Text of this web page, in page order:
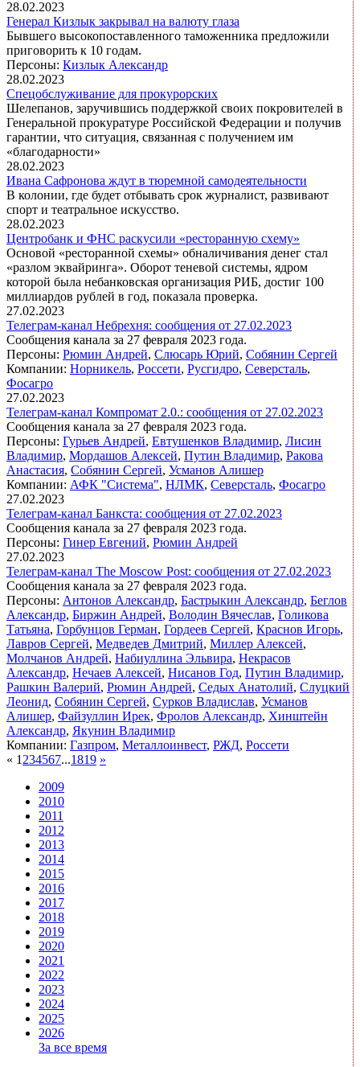
28.02.2023
Генерал Кизлык закрывал на валюту глаза
Бывшего высокопоставленного таможенника предложили
приговорить к 10 годам.
Персоны: Кизлык Александр
28.02.2023
Спецобслуживание для прокурорских
Шелепанов, заручившись поддержкой своих покровителей в
Генеральной прокуратуре Российской Федерации и получив
гарантии, что ситуация, связанная с получением им
«благодарности»
28.02.2023
Ивана Сафронова ждут в тюремной самодеятельности
В колонии, где будет отбывать срок журналист, развивают
спорт и театральное искусство.
28.02.2023
Центробанк и ФНС раскусили «ресторанную схему»
Основой «ресторанной схемы» обналичивания денег стал
«разлом эквайринга». Оборот теневой системы, ядром
которой была небанковская организация РИБ, достиг 100
миллиардов рублей в год, показала проверка.
27.02.2023
Телеграм-канал Небрехня: сообщения от 27.02.2023
Сообщения канала за 27 февраля 2023 года.
Персоны: Рюмин Андрей, Слюсарь Юрий, Собянин Сергей
Компании: Норникель, Россети, Русгидро, Северсталь,
Фосагро
27.02.2023
Телеграм-канал Компромат 2.0.: сообщения от 27.02.2023
Сообщения канала за 27 февраля 2023 года.
Персоны: Гурьев Андрей, Евтушенков Владимир, Лисин
Владимир, Мордашов Алексей, Путин Владимир, Ракова
Анастасия, Собянин Сергей, Усманов Алишер
Компании: АФК "Система", НЛМК, Северсталь, Фосагро
27.02.2023
Телеграм-канал Банкста: сообщения от 27.02.2023
Сообщения канала за 27 февраля 2023 года.
Персоны: Гинер Евгений, Рюмин Андрей
27.02.2023
Телеграм-канал The Moscow Post: сообщения от 27.02.2023
Сообщения канала за 27 февраля 2023 года.
Персоны: Антонов Александр, Бастрыкин Александр, Беглов
Александр, Биржин Андрей, Володин Вячеслав, Голикова
Татьяна, Горбунцов Герман, Гордеев Сергей, Краснов Игорь,
Лавров Сергей, Медведев Дмитрий, Миллер Алексей,
Молчанов Андрей, Набиуллина Эльвира, Некрасов
Александр, Нечаев Алексей, Нисанов Год, Путин Владимир,
Рашкин Валерий, Рюмин Андрей, Седых Анатолий, Слуцкий
Леонид, Собянин Сергей, Сурков Владислав, Усманов
Алишер, Файзуллин Ирек, Фролов Александр, Хинштейн
Александр, Якунин Владимир
Компании: Газпром, Металлоинвест, РЖД, Россети
« 1 234567...1819 »
2009
2010
2011
2012
2013
2014
2015
2016
2017
2018
2019
2020
2021
2022
2023
2024
2025
2026
За все время